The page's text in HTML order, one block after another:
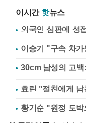
이시간 핫뉴스
외국인 심판에 성
이승기 "구속 차
효린 "절친에게
황기순 "원정 도